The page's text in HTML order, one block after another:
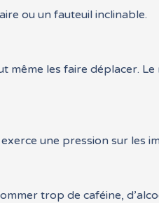
ou un fauteuil inclinable.
les faire déplacer.
une pression sur les
trop de caféine,